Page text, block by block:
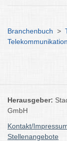
Branchenbuch >
Herausgeber:
GmbH
Kontakt/
Stellenangebote